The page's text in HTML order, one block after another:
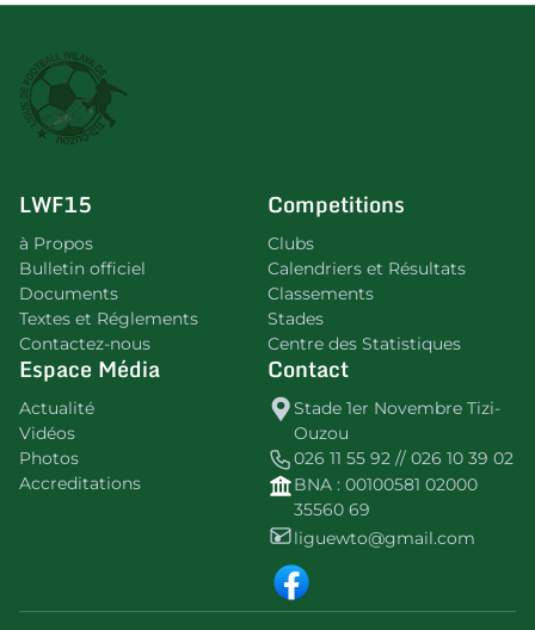
LWF15
à Propos
Bulletin officiel
Documents
Textes et Réglements
Contactez-nous
Competitions
Clubs
Calendriers et Résultats
Classements
Stades
Centre des Statistiques
Espace Média
Actualité
Vidéos
Photos
Accreditations
Contact
Stade 1er Novembre Tizi-
Ouzou
026 11 55 92 // 026 10 39 02
BNA : 00100581 02000
35560 69
liguewto@gmail.com